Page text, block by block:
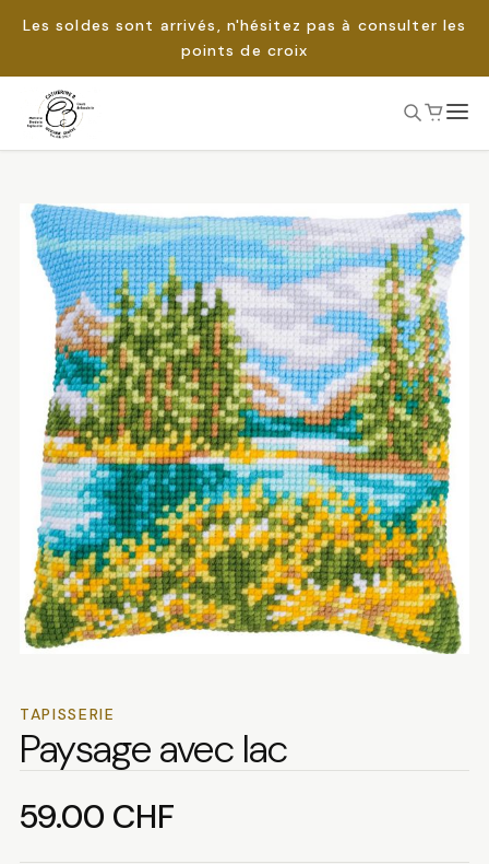
Les soldes sont arrivés, n'hésitez pas à consulter les
points de croix
Passer
TAPISSERIE
Paysage avec lac
59.00 CHF